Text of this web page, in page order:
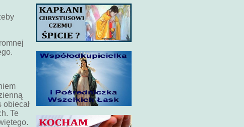
obiecał
Te